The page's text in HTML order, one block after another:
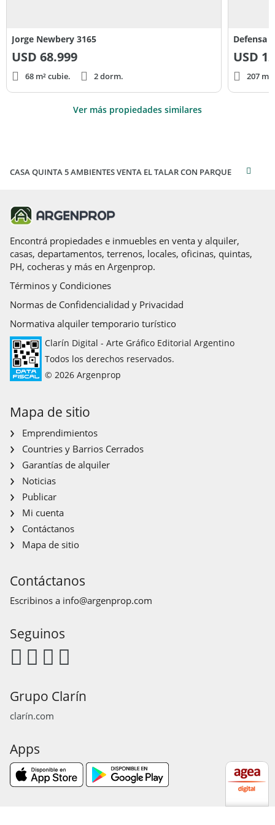
Simulá tu cuota en Lendar
Jorge Newbery 3165
USD 68.999
68 m² cubie. 2 dorm.
Defensa
USD
207
Ver más propiedades similares
CASA QUINTA 5 AMBIENTES VENTA EL TALAR CON PARQUE
Encontrá propiedades e inmuebles en venta y alquiler,
casas, departamentos, terrenos, locales, oficinas, quintas,
PH, cocheras y más en Argenprop.
Términos y Condiciones
Normas de Confidencialidad y Privacidad
Normativa alquiler temporario turístico
Clarín Digital - Arte Gráfico Editorial Argentino
Todos los derechos reservados.
© 2026 Argenprop
Mapa de sitio
Emprendimientos
Countries y Barrios Cerrados
Garantías de alquiler
Noticias
Publicar
Mi cuenta
Contáctanos
Mapa de sitio
Contáctanos
Escribinos a info@argenprop.com
Seguinos
Grupo Clarín
clarín.com
Apps